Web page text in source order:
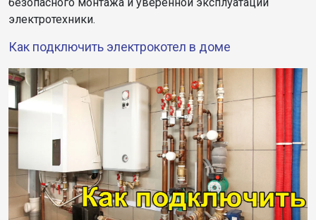
электротехники.
Как подключить электрокотел в доме